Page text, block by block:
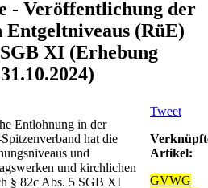
- Veröffentlichung der
(RüE)
XI (Erhebung
Entlohnung in der
hat die
und
und kirchlichen
§ 82c Abs. 5 SGB XI
Tweet
Artikel:
GVWG